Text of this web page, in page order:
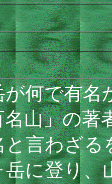
何で有名
山」の著
言わざる
岳に登り、